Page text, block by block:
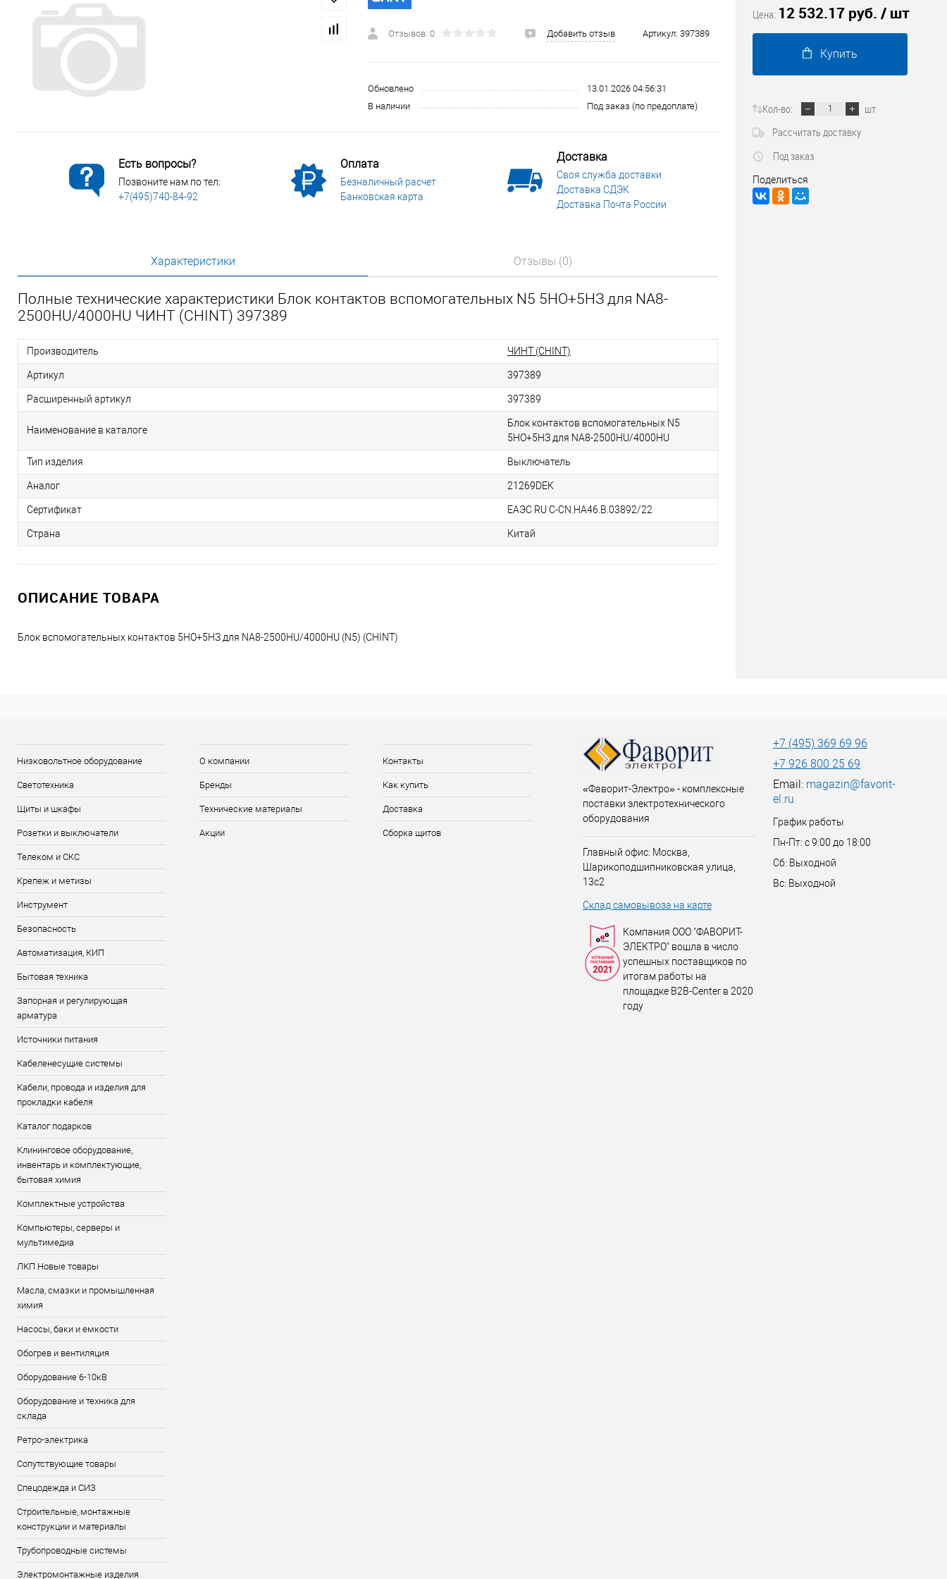
Строительные, монтажные конструкции и материалы Трубопроводные системы
Электромонтажные изделия
Отзывов: 0 Добавить отзыв Артикул: 397389
Обновлено
13.01.2026 04:56:31
В наличии
Под заказ (по предоплате)
Есть вопросы?
Позвоните нам по тел:
+7(495)740-84-92
Оплата
Безналичный расчет
Банковская карта
Доставка
Своя служба доставки
Доставка СДЭК
Доставка Почта России
Характеристики Отзывы (0)
Полные технические характеристики Блок контактов вспомогательных N5 5НО+5НЗ для NA8-
2500HU/4000HU ЧИНТ (CHINT) 397389
Производитель ЧИНТ (CHINT)
Артикул 397389
Расширенный артикул 397389
Наименование в каталоге
Блок контактов вспомогательных N5
5НО+5НЗ для NA8-2500HU/4000HU
Тип изделия Выключатель
Аналог 21269DEK
Сертификат ЕАЭС RU С-CN.НА46.В.03892/22
Страна Китай
ОПИСАНИЕ ТОВАРА
Блок вспомогательных контактов 5НО+5НЗ для NA8-2500HU/4000HU (N5) (CHINT)
Цена: 12 532.17 руб. / шт
Купить
Кол-во:
шт
Рассчитать доставку
Под заказ
Поделиться
Низковольтное оборудование
Светотехника
Щиты и шкафы
Розетки и выключатели
Телеком и СКС
Крепеж и метизы
Инструмент
Безопасность
Автоматизация, КИП
Бытовая техника
Запорная и регулирующая
арматура
Источники питания
Кабеленесущие системы
Кабели, провода и изделия для
прокладки кабеля
Каталог подарков
Клининговое оборудование,
инвентарь и комплектующие,
бытовая химия
Комплектные устройства
Компьютеры, серверы и
мультимедиа
ЛКП Новые товары
Масла, смазки и промышленная
химия
Насосы, баки и емкости
Обогрев и вентиляция
Оборудование 6-10кВ
Оборудование и техника для
склада
Ретро-электрика
Сопутствующие товары
Спецодежда и СИЗ
Строительные, монтажные
конструкции и материалы
Трубопроводные системы
Электромонтажные изделия
О компании
Бренды
Технические материалы
Акции
Контакты
Как купить
Доставка
Сборка щитов
«Фаворит-Электро» - комплексные
поставки электротехнического
оборудования
Главный офис: Москва,
Шарикоподшипниковская улица,
13с2
Склад самовывоза на карте
Компания ООО "ФАВОРИТ-
ЭЛЕКТРО" вошла в число
успешных поставщиков по
итогам работы на
площадке B2B-Center в 2020
году
+7 (495) 369 69 96
+7 926 800 25 69
Email: magazin@favorit-
el.ru
График работы
Пн-Пт: с 9:00 до 18:00
Сб: Выходной
Вс: Выходной